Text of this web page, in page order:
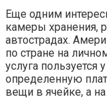
Еще одним
камеры хранения,
автострадах.
по стране на
услуга пользуется
определенную
вещи в ячейке, а на